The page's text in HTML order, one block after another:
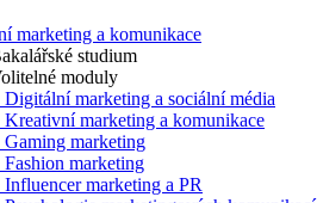
marketing a komunikace
studium
moduly
Digitální marketing a sociální média
Kreativní marketing a komunikace
Gaming marketing
Fashion marketing
Influencer marketing a PR